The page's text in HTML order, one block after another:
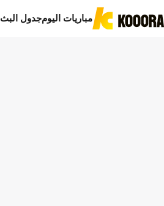
مباريات اليومجدول البث